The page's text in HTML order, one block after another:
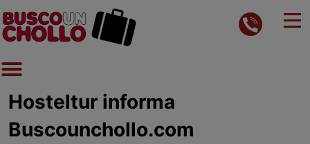
Hosteltur informa
Buscounchollo.com